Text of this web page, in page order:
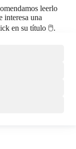
leerlo
interesa una
en su título 🖱️.